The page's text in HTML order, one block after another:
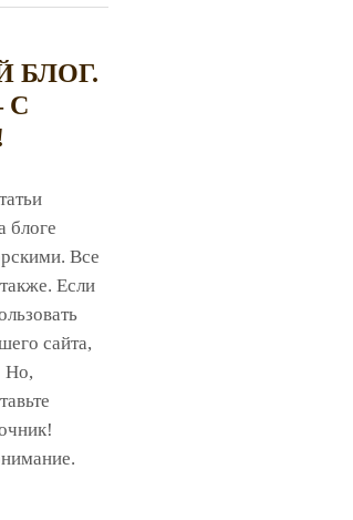
БЛОГ.
С
блоге
Все
Если
сайта,
Но,